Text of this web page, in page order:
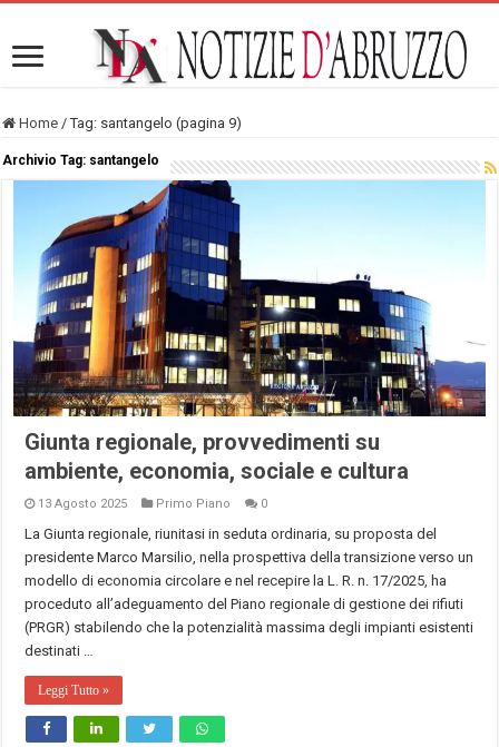
Home / Tag: santangelo (pagina 9)
Archivio Tag: santangelo
Giunta regionale, provvedimenti su
ambiente, economia, sociale e cultura
13 Agosto 2025 Primo Piano 0
La Giunta regionale, riunitasi in seduta ordinaria, su proposta del
presidente Marco Marsilio, nella prospettiva della transizione verso un
modello di economia circolare e nel recepire la L. R. n. 17/2025, ha
proceduto all’adeguamento del Piano regionale di gestione dei rifiuti
(PRGR) stabilendo che la potenzialità massima degli impianti esistenti
destinati …
Leggi Tutto »